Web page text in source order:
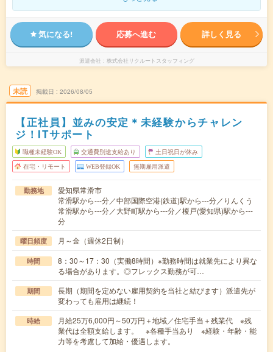
気になる! 応募へ進む 詳しく見る
派遣会社 株式会社リクルートスタッフィング
未読 掲載日 2026/08/05
【正社員】並みの安定＊未経験からチャレン
ジ！ITサポート
職種未経験OK 交通費別途支給あり 土日祝日が休み
在宅・リモート WEB登録OK 無期雇用派遣
勤務地
愛知県常滑市
常滑駅から---分／中部国際空港(鉄道)駅から---分／りんくう
常滑駅から---分／大野町駅から---分／榎戸(愛知県)駅から---
分
曜日頻度 月～金（週休2日制）
時間
8：30～17：30（実働8時間）※勤務時間は就業先により異な
る場合があります。◎フレックス勤務が可…
期間
長期（期間を定めない雇用契約を当社と結びます）派遣先が
変わっても雇用は継続！
時給
月給25万6,000円～50万円＋地域／住宅手当＋残業代 ※残
業代は全額支給します。 ※各種手当あり ※経験・年齢・能
力等を考慮して加給・優遇します。